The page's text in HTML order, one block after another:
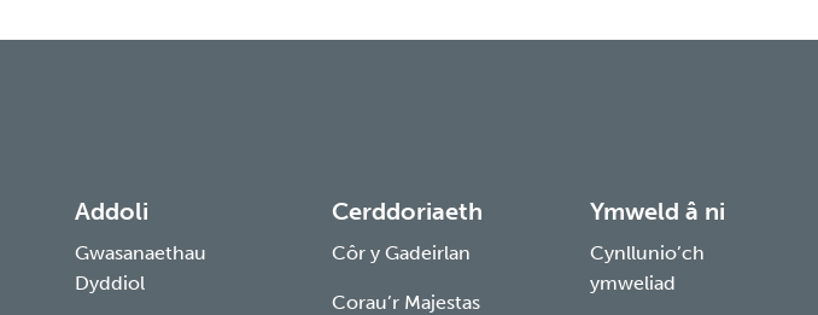
Addoli
Gwasanaethau
Dyddiol
Cerddoriaeth
Côr y Gadeirlan
Corau’r Majestas
Ymweld â ni
Cynllunio’ch
ymweliad